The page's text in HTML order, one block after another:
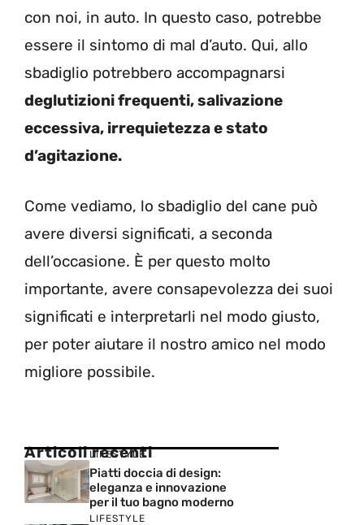
con noi, in auto. In questo caso, potrebbe
essere il sintomo di mal d’auto. Qui, allo
sbadiglio potrebbero accompagnarsi
deglutizioni frequenti, salivazione
eccessiva, irrequietezza e stato
d’agitazione.
Come vediamo, lo sbadiglio del cane può
avere diversi significati, a seconda
dell’occasione. È per questo molto
importante, avere consapevolezza dei suoi
significati e interpretarli nel modo giusto,
per poter aiutare il nostro amico nel modo
migliore possibile.
Articoli recenti
LIFESTYLE
Piatti doccia di design:
eleganza e innovazione
per il tuo bagno moderno
LIFESTYLE